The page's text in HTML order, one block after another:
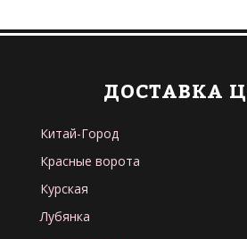
ДОСТАВКА
Китай-Город
Красные ворота
Курская
Лубянка